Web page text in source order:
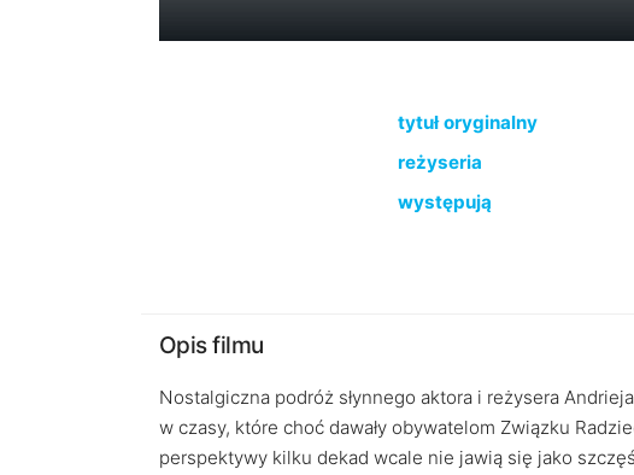
tytuł oryginalny
reżyseria
występują
Opis filmu
Nostalgiczna podróż słynnego aktora i reżysera Andrieja
w czasy, które choć dawały obywatelom Związku
perspektywy kilku dekad wcale nie jawią się jako